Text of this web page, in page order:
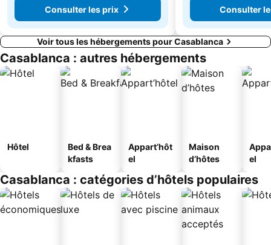
Consulter les prix
Consulter
Voir tous les hébergements pour Casablanca
Casablanca : autres hébergements
Hôtel
Bed & Brea
kfasts
Appart’hôt
el
Maison
d’hôtes
el
Casablanca : catégories d’hôtels populaires